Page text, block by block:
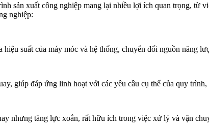
sản xuất công nghiệp mang lại nhiều lợi ích quan trọng,
nghiệp:
suất của máy móc và hệ thống, chuyển đổi nguồn năng
giúp đáp ứng linh hoạt với các yêu cầu cụ thể của quy
nhưng tăng lực xoắn, rất hữu ích trong việc xử lý và vận